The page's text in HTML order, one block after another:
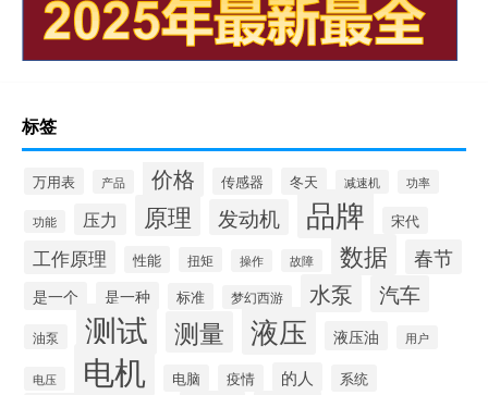
标签
万用表 产品 价格 传感器 冬天 减速机 功率
功能 压力 原理 发动机 品牌 宋代
工作原理 性能 扭矩 操作 故障 数据 春节
是一个 是一种 标准 梦幻西游 水泵 汽车
油泵 测试 测量 液压 液压油 用户
电压 电机 电脑 疫情 的人 系统